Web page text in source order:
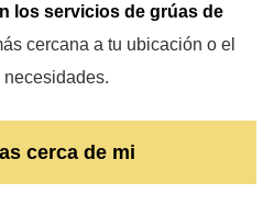
los servicios de grúas de
cercana a tu ubicación o el
cerca de mi